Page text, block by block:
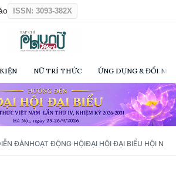
ISSN: 3093-382X
NỮ TRÍ THỨC ỨNG DỤNG & ĐỔI
ĐÀNHOẠT ĐỘNG HỘIĐẠI HỘI ĐẠI BIỂU HỘI NỮ